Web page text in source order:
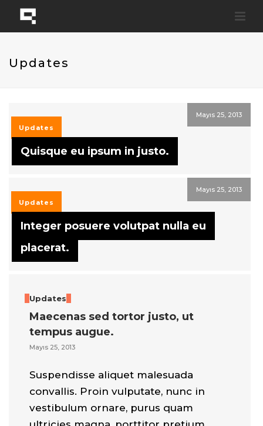
Updates
Mayıs 25, 2013
Updates
Quisque eu ipsum in justo.
Mayıs 25, 2013
Updates
Integer posuere volutpat nulla eu
placerat.
Updates
Maecenas sed tortor justo, ut
tempus augue.
Mayıs 25, 2013
Suspendisse aliquet malesuada
convallis. Proin vulputate, nunc in
vestibulum ornare, purus quam